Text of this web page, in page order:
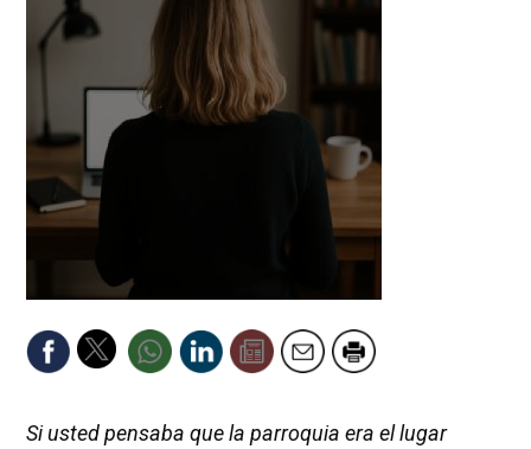
Si usted pensaba que la parroquia era el lugar